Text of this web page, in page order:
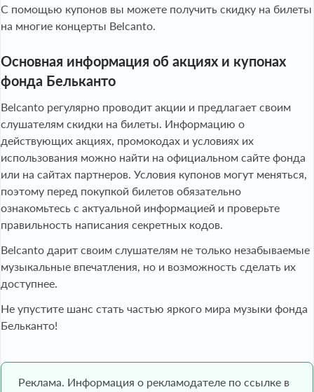
С помощью купонов вы можете получить скидку на билеты
на многие концерты Belcanto.
Основная информация об акциях и купонах
фонда Бельканто
Belcanto регулярно проводит акции и предлагает своим
слушателям скидки на билеты. Информацию о
действующих акциях, промокодах и условиях их
использования можно найти на официальном сайте фонда
или на сайтах партнеров. Условия купонов могут меняться,
поэтому перед покупкой билетов обязательно
ознакомьтесь с актуальной информацией и проверьте
правильность написания секретных кодов.
Belcanto дарит своим слушателям не только незабываемые
музыкальные впечатления, но и возможность сделать их
доступнее.
Не упустите шанс стать частью яркого мира музыки фонда
Бельканто!
Реклама. Информация о рекламодателе по ссылке в